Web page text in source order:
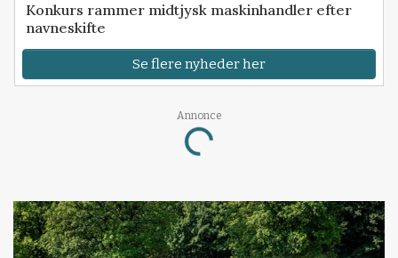
Konkurs rammer midtjysk maskinhandler efter
navneskifte
Se flere nyheder her
Annonce
Loading...